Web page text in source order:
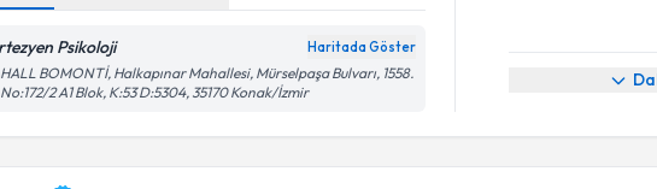
Psikoloji Haritada Göster
BOMONTİ, Halkapınar Mahallesi, Mürselpaşa Bulvarı, 1558.
2 A1 Blok, K:53 D:5304, 35170 Konak/İzmir